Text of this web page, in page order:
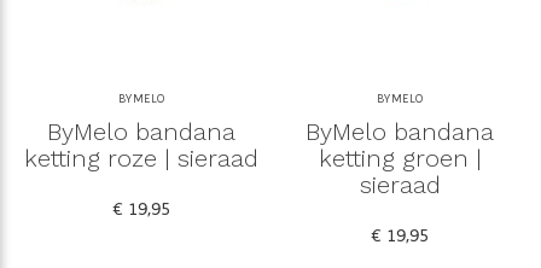
BYMELO
ByMelo bandana
ketting roze | sieraad
€ 19,95
BYMELO
ByMelo bandana
ketting groen |
sieraad
€ 19,95